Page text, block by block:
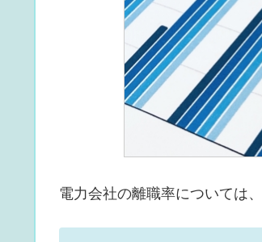
電力会社の離職率については、